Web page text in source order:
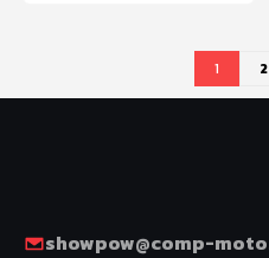
1 2
showpow@comp-